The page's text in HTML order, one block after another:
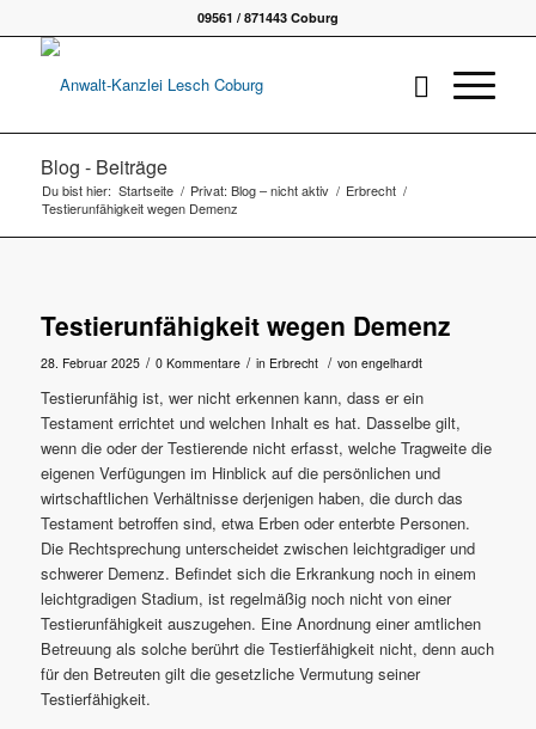
09561 / 871443 Coburg
Blog - Beiträge
Du bist hier: Startseite / Privat: Blog – nicht aktiv / Erbrecht /
Testierunfähigkeit wegen Demenz
Testierunfähigkeit wegen Demenz
28. Februar 2025 / 0 Kommentare / in Erbrecht / von engelhardt
Testierunfähig ist, wer nicht erkennen kann, dass er ein
Testament errichtet und welchen Inhalt es hat. Dasselbe gilt,
wenn die oder der Testierende nicht erfasst, welche Tragweite die
eigenen Verfügungen im Hinblick auf die persönlichen und
wirtschaftlichen Verhältnisse derjenigen haben, die durch das
Testament betroffen sind, etwa Erben oder enterbte Personen.
Die Rechtsprechung unterscheidet zwischen leichtgradiger und
schwerer Demenz. Befindet sich die Erkrankung noch in einem
leichtgradigen Stadium, ist regelmäßig noch nicht von einer
Testierunfähigkeit auszugehen. Eine Anordnung einer amtlichen
Betreuung als solche berührt die Testierfähigkeit nicht, denn auch
für den Betreuten gilt die gesetzliche Vermutung seiner
Testierfähigkeit.